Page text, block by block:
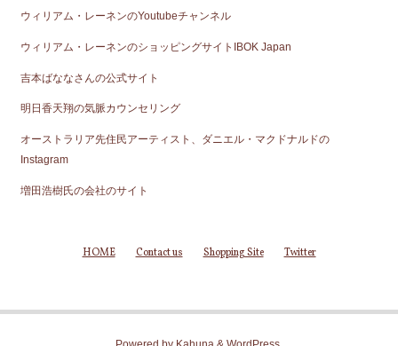
ウィリアム・レーネンのYoutubeチャンネル
ウィリアム・レーネンのショッピングサイトIBOK Japan
吉本ばななさんの公式サイト
明日香天翔の気脈カウンセリング
オーストラリア先住民アーティスト、ダニエル・マクドナルドの
Instagram
増田浩樹氏の会社のサイト
HOME Contact us Shopping Site Twitter